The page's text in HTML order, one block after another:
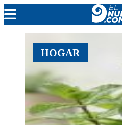
MENDOZA
CADA DÍA
ARGENTINA
NOTICIERO 9
PROTAGONISTAS
EL NUEVE STREAMS
HOGAR